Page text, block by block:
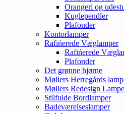
Orangeri og
Kuglependler
Plafonder
Kontorlamper
Rafińerede Væglamper
Rafińerede
Plafonder
Det grønne hjørne
Møllers Herregårds
Møllers Redesign
Stilfulde Bordlamper
Badeværelseslamper